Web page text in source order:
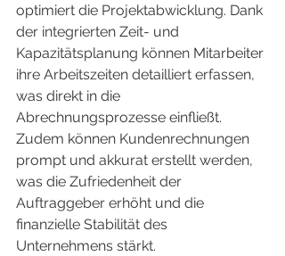
optimiert die Projektabwicklung. Dank
der integrierten Zeit- und
Kapazitätsplanung können Mitarbeiter
ihre Arbeitszeiten detailliert erfassen,
was direkt in die
Abrechnungsprozesse einfließt.
Zudem können Kundenrechnungen
prompt und akkurat erstellt werden,
was die Zufriedenheit der
Auftraggeber erhöht und die
finanzielle Stabilität des
Unternehmens stärkt.